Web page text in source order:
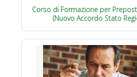
Corso di Formazione per
(Nuovo Accordo Stato